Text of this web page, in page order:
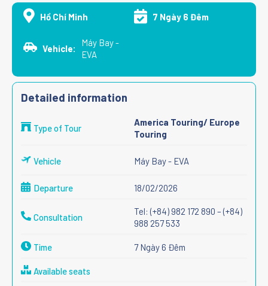
Hồ Chí Minh 7 Ngày 6 Đêm
Vehicle:
Máy Bay -
EVA
Detailed information
Type of Tour
America Touring/ Europe
Touring
Vehicle Máy Bay - EVA
Departure 18/02/2026
Consultation
Tel: (+84) 982 172 890 – (+84)
988 257 533
Time 7 Ngày 6 Đêm
Available seats